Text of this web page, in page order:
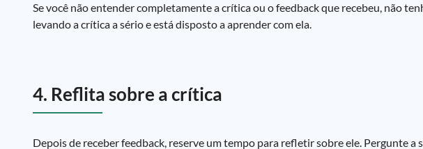
Se você não entender completamente a crítica ou o feedback que recebeu, não
levando a crítica a sério e está disposto a aprender com ela.
4. Reflita sobre a crítica
Depois de receber feedback, reserve um tempo para refletir sobre ele. Pergunte a